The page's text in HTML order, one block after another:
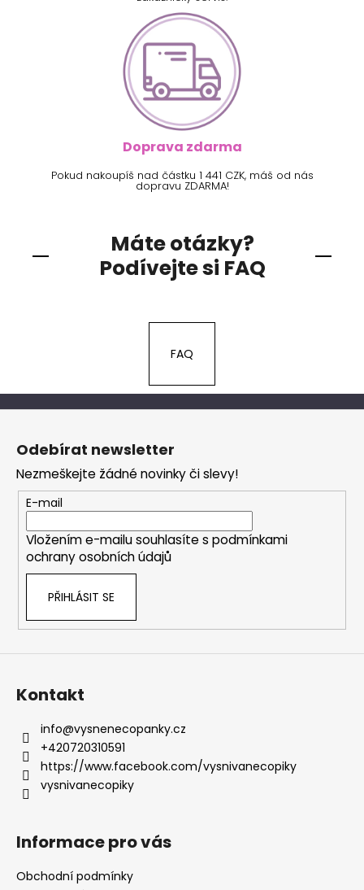
Doprava zdarma
Pokud nakoupíš nad částku 1 441 CZK, máš od nás
dopravu ZDARMA!
Máte otázky?
Podívejte si FAQ
FAQ
Z
Odebírat newsletter
Nezmeškejte žádné novinky či slevy!
E-mail
Vložením e-mailu souhlasíte s podmínkami
ochrany osobních údajů
PŘIHLÁSIT SE
Kontakt
info@vysnenecopanky.cz
+420720310591
https://www.facebook.com/vysnivanecopiky
vysnivanecopiky
Informace pro vás
Obchodní podmínky